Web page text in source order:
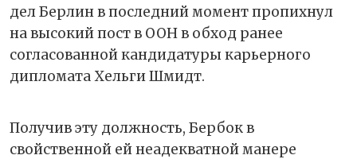
дел Берлин в последний момент пропихнул
на высокий пост в ООН в обход ранее
согласованной кандидатуры карьерного
дипломата Хельги Шмидт.
Получив эту должность, Бербок в
свойственной ей неадекватной манере